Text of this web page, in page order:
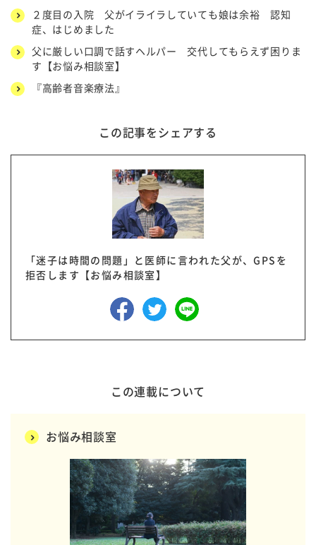
２度目の入院 父がイライラしていても娘は余裕 認知
症、はじめました
父に厳しい口調で話すヘルパー 交代してもらえず困りま
す【お悩み相談室】
『高齢者音楽療法』
この記事をシェアする
「迷子は時間の問題」と医師に言われた父が、GPSを
拒否します【お悩み相談室】
この連載について
お悩み相談室